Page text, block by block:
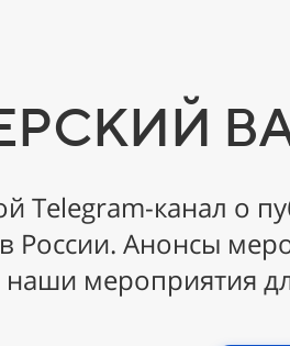
Telegram-канал о
России. Анонсы
наши мероприятия